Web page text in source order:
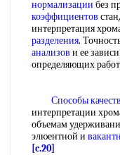
нормализации без
коэффициентов
интерпретация
разделения.
анализов и ее
определяющих
Способы
интерпретации
объемам
элюентной и
[c.20]